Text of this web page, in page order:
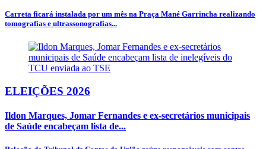
Carreta ficará instalada por um mês na Praça Mané Garrincha realizando
tomografias e ultrassonografias...
ELEIÇÕES 2026
Ildon Marques, Jomar Fernandes e ex-secretários municipais
de Saúde encabeçam lista de...